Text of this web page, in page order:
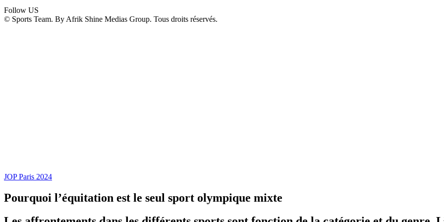
Follow US
© Sports Team. By Afrik Shine Medias Group. Tous droits réservés.
JOP Paris 2024
Pourquoi l’équitation est le seul sport olympique mixte